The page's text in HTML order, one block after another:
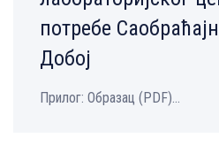
потребе
Добој
Прилог: Образац (PDF)...